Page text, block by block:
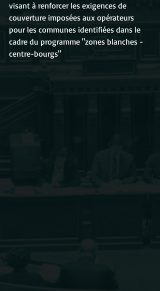
visant à renforcer les exigences de
couverture imposées aux opérateurs
pour les communes identifiées dans le
cadre du programme "zones blanches -
centre-bourgs"